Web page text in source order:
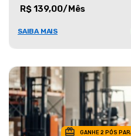
R$ 139,00/Mês
SAIBA MAIS
GANHE 2 PÓS